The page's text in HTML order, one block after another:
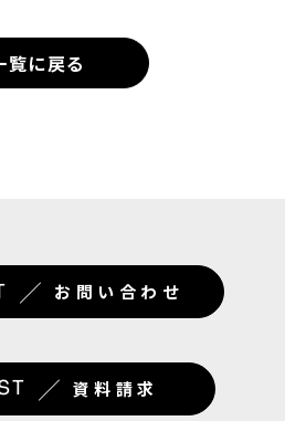
覧に戻る
／ お問い合わせ
／ 資料請求